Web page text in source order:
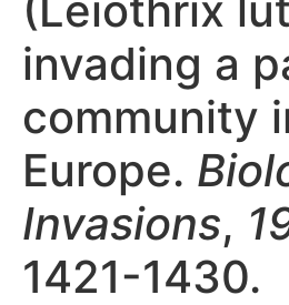
invading a
community
Europe.
Invasions,
1421-1430.